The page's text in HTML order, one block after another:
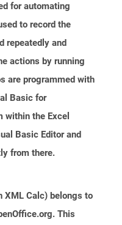
for automating
to record the
repeatedly and
actions by running
are programmed with
Basic for
within the Excel
Basic Editor and
from there.
XML Calc) belongs to
This